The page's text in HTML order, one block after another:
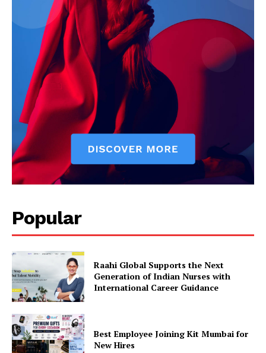
Popular
Raahi Global Supports the Next
Generation of Indian Nurses with
International Career Guidance
Best Employee Joining Kit Mumbai for
New Hires